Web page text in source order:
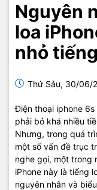
Nguyên
loa
nhỏ tiếng
Thứ Sáu, 30/06/
Điện thoại iphone
phải bỏ khá nhiều
Nhưng, trong quá
một số vấn đề trục
nghe gọi, một trong
iPhone này là tiếng
nguyên nhân và